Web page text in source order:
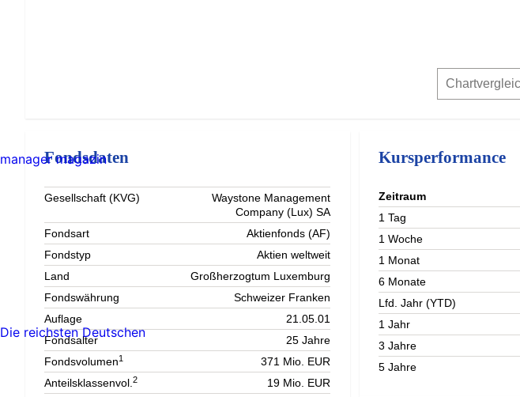
Fondsdaten
Gesellschaft (KVG)
Waystone Management
Company (Lux) SA
Fondsart
Aktienfonds (AF)
Fondstyp
Aktien weltweit
Land
Großherzogtum Luxemburg
Fondswährung
Schweizer Franken
Auflage
21.05.01
Fondsalter
25 Jahre
Fondsvolumen1
371 Mio. EUR
Anteilsklassenvol.2
19 Mio. EUR
Kursperformance
Zeitraum
1 Tag
1 Woche
1 Monat
6 Monate
Lfd. Jahr (YTD)
1 Jahr
3 Jahre
5 Jahre
manager magazin
Die reichsten Deutschen